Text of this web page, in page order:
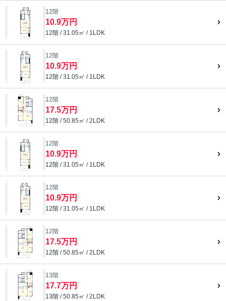
12階
10.9万円
12階 / 31.05㎡ / 1LDK
12階
10.9万円
12階 / 31.05㎡ / 1LDK
12階
17.5万円
12階 / 50.85㎡ / 2LDK
12階
10.9万円
12階 / 31.05㎡ / 1LDK
12階
10.9万円
12階 / 31.05㎡ / 1LDK
12階
17.5万円
12階 / 50.85㎡ / 2LDK
13階
17.7万円
13階 / 50.85㎡ / 2LDK